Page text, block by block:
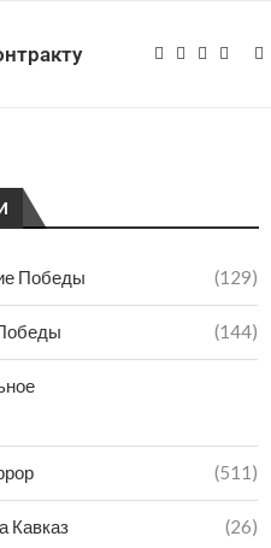
Победы (129)
(144)
(511)
Кавказ (26)